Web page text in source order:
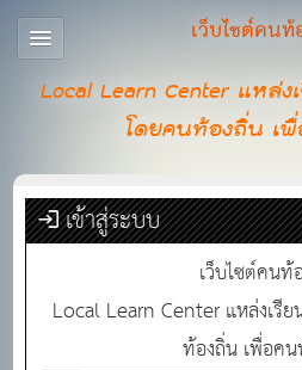
เว็บไซต์คน
Local Learn Center แหล่
โดยคนท้องถิ่น เ
เข้าสู่ระบบ
เว็บไซต์คนท้
Local Learn Center แหล่งเรี
ท้องถิ่น เพื่อค